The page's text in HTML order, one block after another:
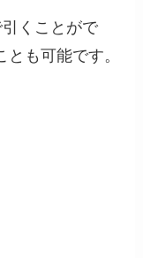
くことがで
も可能です。